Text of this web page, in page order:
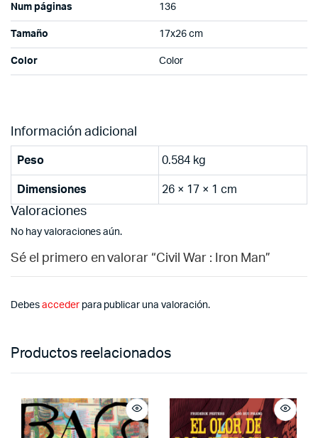
Num páginas 136
Tamaño 17x26 cm
Color Color
Información adicional
Peso 0.584 kg
Dimensiones 26 × 17 × 1 cm
Valoraciones
No hay valoraciones aún.
Sé el primero en valorar “Civil War : Iron Man”
Debes accederpara publicar una valoración.
Productos reelacionados